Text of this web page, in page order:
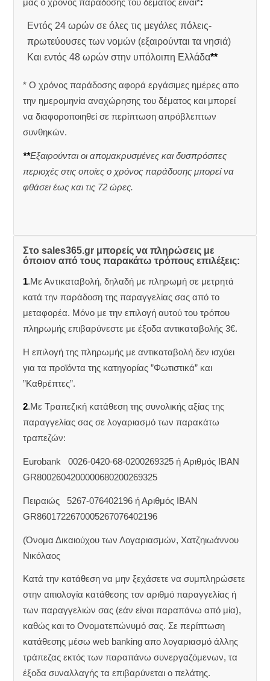
μας ο χρόνος παράδοσης του δέματος είναι*:
Εντός 24 ωρών σε όλες τις μεγάλες πόλεις-
πρωτεύουσες των νομών (εξαιρούνται τα νησιά)
Και εντός 48 ωρών στην υπόλοιπη Ελλάδα**
* Ο χρόνος παράδοσης αφορά εργάσιμες ημέρες απο
την ημερομηνία αναχώρησης του δέματος και μπορεί
να διαφοροποιηθεί σε περίπτωση απρόβλεπτων
συνθηκών.
**Εξαιρούνται οι απομακρυσμένες και δυσπρόσιτες
περιοχές στις οποίες ο χρόνος παράδοσης μπορεί να
φθάσει έως και τις 72 ώρες.
Στο sales365.gr μπορείς να πληρώσεις με
όποιον από τους παρακάτω τρόπους επιλέξεις:
1.Με Αντικαταβολή, δηλαδή με πληρωμή σε μετρητά
κατά την παράδοση της παραγγελίας σας από το
μεταφορέα. Μόνο με την επιλογή αυτού του τρόπου
πληρωμής επιβαρύνεστε με έξοδα αντικαταβολής 3€.
Η επιλογή της πληρωμής με αντικαταβολή δεν ισχύει
για τα προϊόντα της κατηγορίας ”Φωτιστικά” και
”Καθρέπτες”.
2.Με Τραπεζική κατάθεση της συνολικής αξίας της
παραγγελίας σας σε λογαριασμό των παρακάτω
τραπεζών:
Eurobank 0026-0420-68-0200269325 ή Aριθμός IBAN
GR8002604200000680200269325
Πειραιώς 5267-076402196 ή Αριθμός IBAN
GR8601722670005267076402196
(Όνομα Δικαιούχου των Λογαριασμών, Χατζηιωάννου
Νικόλαος
Κατά την κατάθεση να μην ξεχάσετε να συμπληρώσετε
στην αιτιολογία κατάθεσης τον αριθμό παραγγελίας ή
των παραγγελιών σας (εάν είναι παραπάνω από μία),
καθώς και το Ονοματεπώνυμό σας. Σε περίπτωση
κατάθεσης μέσω web banking απο λογαριασμό άλλης
τράπεζας εκτός των παραπάνω συνεργαζόμενων, τα
έξοδα συναλλαγής τα επιβαρύνεται ο πελάτης.